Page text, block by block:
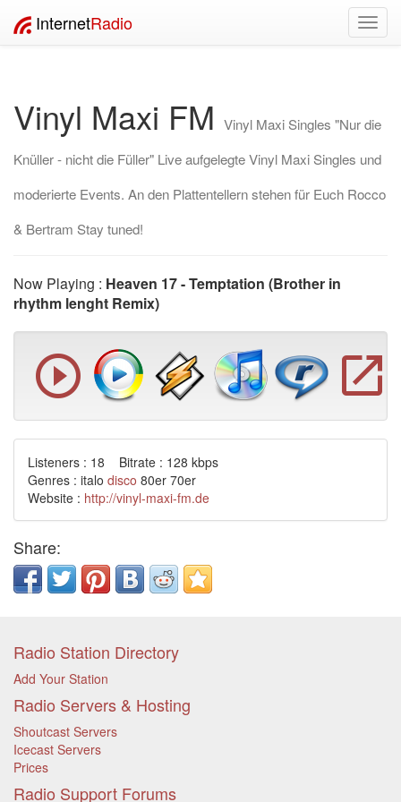
InternetRadio
Vinyl Maxi FM Vinyl Maxi Singles "Nur die
Knüller - nicht die Füller" Live aufgelegte Vinyl Maxi Singles und
moderierte Events. An den Plattentellern stehen für Euch Rocco
& Bertram Stay tuned!
Now Playing : Heaven 17 - Temptation (Brother in
rhythm lenght Remix)
Listeners : 18 Bitrate : 128 kbps
Genres : italo disco 80er 70er
Website : http://vinyl-maxi-fm.de
Share:
Radio Station Directory
Add Your Station
Radio Servers & Hosting
Shoutcast Servers
Icecast Servers
Prices
Radio Support Forums